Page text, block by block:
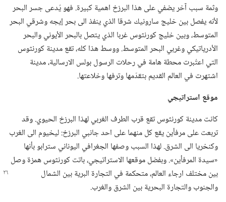
وثمة سبب آخر يضفي على هذا البرزخ اهمية كبيرة.‏ فهو يُدعى جسر البحر
لأنه يفصل بين خليج سارونيك شرقا الذي ينفذ الى بحر إيجه وشرقي البحر
المتوسط،‏ وبين خليج كورنثوس غربا الذي يتصل بالبحر الأيوني والبحر
الأدرياتيكي وغربي البحر المتوسط.‏ ووسط هذا كله،‏ تقع مدينة كورنثوس
التي اعتُبرت محطة هامة في رحلات الرسول بولس الارسالية،‏ مدينة
اشتهرت في العالم القديم بتقدّمها وترفها وخلاعتها.‏
موقع استراتيجي
كانت مدينة كورنثوس تقع قرب الطرف الغربي لهذا البرزخ الحيوي.‏ وقد
تربعت على مرفأين يقع كل منهما على احد جانبي البرزخ:‏ ليخيوم الى الغرب
وكنخريا الى الشرق.‏ لهذا السبب وصفها الجغرافي اليوناني سترابو بأنها
«سيدة المرفأين».‏ وبفضل موقعها الاستراتيجي،‏ باتت كورنثوس همزة وصل
بين مختلف ارجاء العالم،‏ متحكمة في التجارة البرية بين الشمال
والجنوب والتجارة البحرية بين الشرق والغرب.‏